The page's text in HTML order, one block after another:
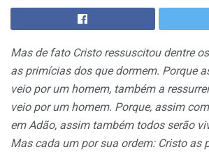
Mas de fato Cristo ressuscitou dentre
as primícias dos que dormem. Porque
veio por um homem, também a
veio por um homem. Porque, assim
em Adão, assim também todos serão
Mas cada um por sua ordem: Cristo as